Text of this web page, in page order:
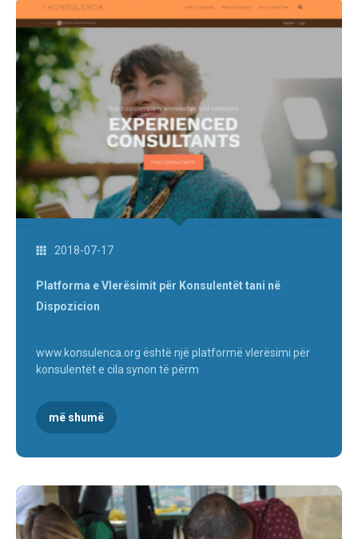
2018-07-17
Platforma e Vlerësimit për Konsulentët tani në
Dispozicion
www.konsulenca.org është një platformë vlerësimi për
konsulentët e cila synon të përm
më shumë